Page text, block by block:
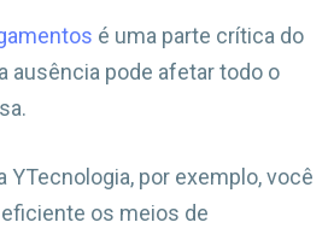
é uma parte crítica do
ausência pode afetar todo o
YTecnologia, por exemplo, você
os meios de